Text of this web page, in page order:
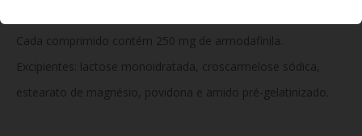
Cada comprimido contém 250 mg de armodafinila.
Excipientes: lactose monoidratada, croscarmelose sódica,
estearato de magnésio, povidona e amido pré-gelatinizado.